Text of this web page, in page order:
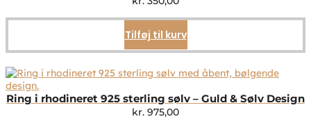
Tilføj til kurv
Ring i rhodineret 925 sterling sølv – Guld & Sølv Design
kr. 975,00